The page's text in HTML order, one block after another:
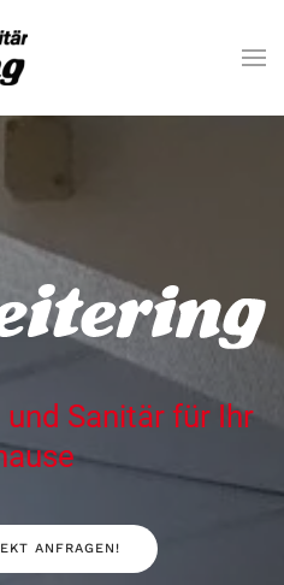
Sanitär für Ihr
ANFRAGEN!